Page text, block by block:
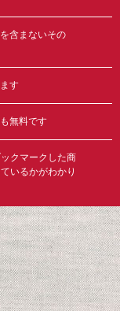
含まないその
す
無料です
クマークした商
いるかがわかり